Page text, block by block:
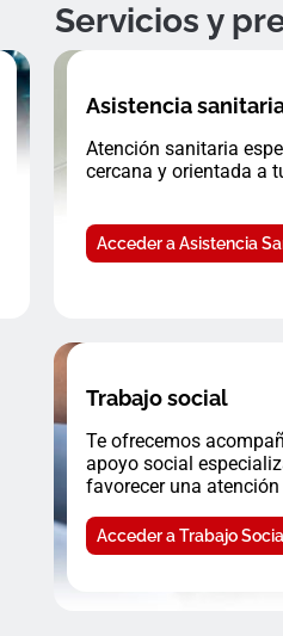
Servicios y
Asistencia
Atención sanitaria
cercana y orientada a
Acceder a Asistencia
Trabajo social
Te ofrecemos
apoyo social
favorecer una atención
Acceder a Trabajo